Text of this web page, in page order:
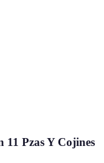
11 Pzas Y Cojines